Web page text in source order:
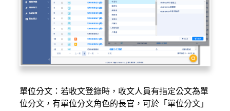
單位分文：若收文登錄時，收文人員有指定公文為單
位分文，有單位分文角色的長官，可於「單位分文」